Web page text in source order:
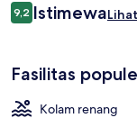
Ulasan
9,29,2 dari 10
Istimewa
Fasilitas
Kolam renang